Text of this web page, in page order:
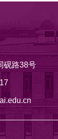
砚路38号